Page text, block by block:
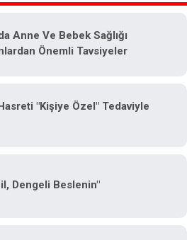
Anne Ve Bebek Sağlığı
Önemli Tavsiyeler
"kişiye Özel" Tedaviyle
Dengeli Beslenin"